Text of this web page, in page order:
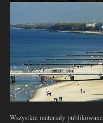
Wszystkie materiały